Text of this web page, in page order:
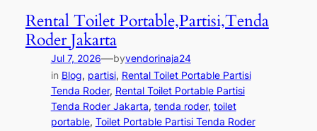
Rental Toilet Portable,Partisi,Tenda
Roder Jakarta
Jul 7, 2026—byvendorinaja24
in Blog, partisi, Rental Toilet Portable Partisi
Tenda Roder, Rental Toilet Portable Partisi
Tenda Roder Jakarta, tenda roder, toilet
portable, Toilet Portable Partisi Tenda Roder